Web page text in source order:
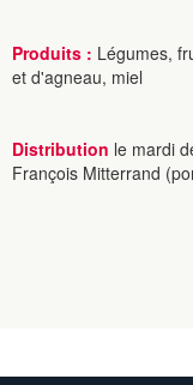
Produits : Légumes,
et d'agneau, miel
Distribution le mardi
François Mitterrand